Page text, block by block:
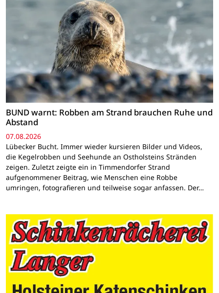
BUND warnt: Robben am Strand brauchen Ruhe und
Abstand
07.08.2026
Lübecker Bucht. Immer wieder kursieren Bilder und Videos,
die Kegelrobben und Seehunde an Ostholsteins Stränden
zeigen. Zuletzt zeigte ein in Timmendorfer Strand
aufgenommener Beitrag, wie Menschen eine Robbe
umringen, fotografieren und teilweise sogar anfassen. Der…